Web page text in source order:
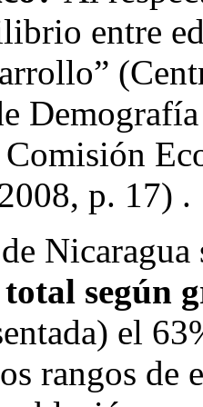
entre
p. 17) .
según
el
rangos de